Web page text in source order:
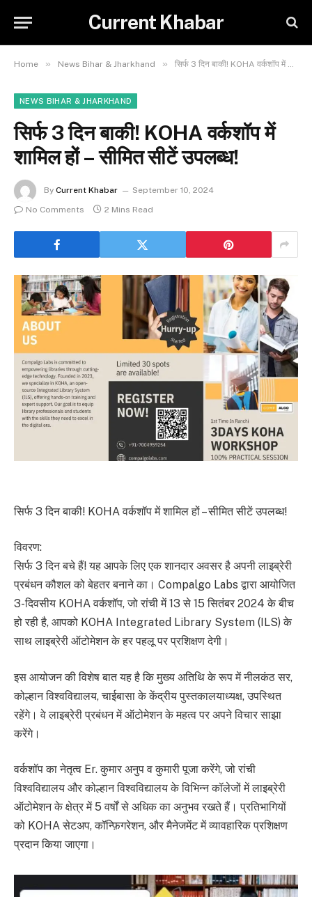
Current Khabar
Home » News Bihar & Jharkhand » सिर्फ 3 दिन बाकी! KOHA वर्कशॉप में शामिल हों – सीमित सीटें उपलब्ध!
NEWS BIHAR & JHARKHAND
सिर्फ 3 दिन बाकी! KOHA वर्कशॉप में
शामिल हों – सीमित सीटें उपलब्ध!
By Current Khabar
September 10, 2024
No Comments
2 Mins Read
सिर्फ 3 दिन बाकी! KOHA वर्कशॉप में शामिल हों – सीमित सीटें उपलब्ध!
विवरण:
सिर्फ 3 दिन बचे हैं! यह आपके लिए एक शानदार अवसर है अपनी लाइब्रेरी
प्रबंधन कौशल को बेहतर बनाने का। Compalgo Labs द्वारा आयोजित
3-दिवसीय KOHA वर्कशॉप, जो रांची में 13 से 15 सितंबर 2024 के बीच
हो रही है, आपको KOHA Integrated Library System (ILS) के
साथ लाइब्रेरी ऑटोमेशन के हर पहलू पर प्रशिक्षण देगी।
इस आयोजन की विशेष बात यह है कि मुख्य अतिथि के रूप में नीलकंठ सर,
कोल्हान विश्वविद्यालय, चाईबासा के केंद्रीय पुस्तकालयाध्यक्ष, उपस्थित
रहेंगे। वे लाइब्रेरी प्रबंधन में ऑटोमेशन के महत्व पर अपने विचार साझा
करेंगे।
वर्कशॉप का नेतृत्व Er. कुमार अनुप व कुमारी पूजा करेंगे, जो रांची
विश्वविद्यालय और कोल्हान विश्वविद्यालय के विभिन्न कॉलेजों में लाइब्रेरी
ऑटोमेशन के क्षेत्र में 5 वर्षों से अधिक का अनुभव रखते हैं। प्रतिभागियों
को KOHA सेटअप, कॉन्फ़िगरेशन, और मैनेजमेंट में व्यावहारिक प्रशिक्षण
प्रदान किया जाएगा।